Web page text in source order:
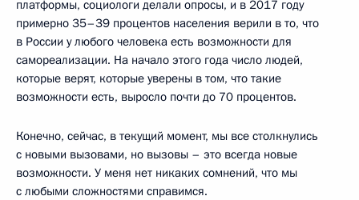
платформы, социологи делали опросы, и в 2017 году
примерно 35–39 процентов населения верили в то, что
в России у любого человека есть возможности для
самореализации. На начало этого года число людей,
которые верят, которые уверены в том, что такие
возможности есть, выросло почти до 70 процентов.
Конечно, сейчас, в текущий момент, мы все столкнулись
с новыми вызовами, но вызовы – это всегда новые
возможности. У меня нет никаких сомнений, что мы
с любыми сложностями справимся.